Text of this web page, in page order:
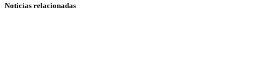
Noticias relacionadas